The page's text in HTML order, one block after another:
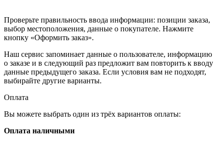
Проверьте правильность ввода информации: позиции заказа,
выбор местоположения, данные о покупателе. Нажмите
кнопку «Оформить заказ».
Наш сервис запоминает данные о пользователе, информацию
о заказе и в следующий раз предложит вам повторить к вводу
данные предыдущего заказа. Если условия вам не подходят,
выбирайте другие варианты.
Оплата
Вы можете выбрать один из трёх вариантов оплаты:
Оплата наличными